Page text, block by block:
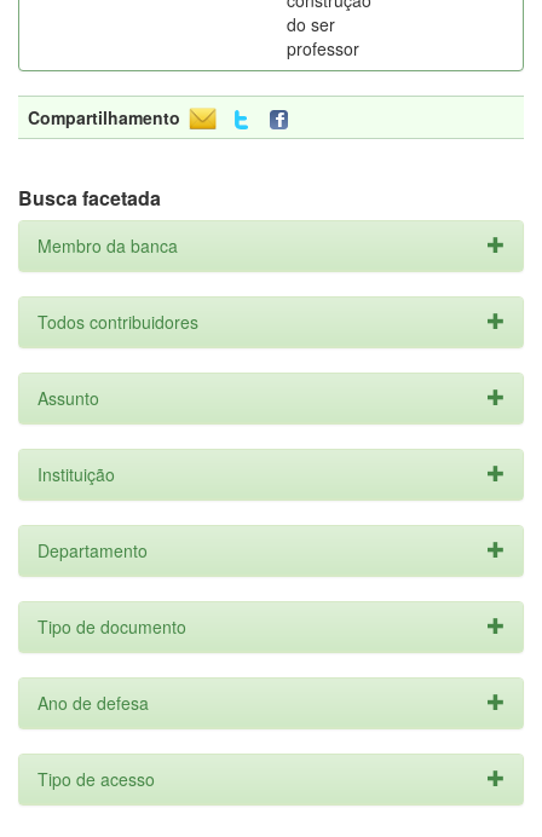
do ser
professor
Compartilhamento
Busca facetada
Membro da banca
Todos contribuidores
Assunto
Instituição
Departamento
Tipo de documento
Ano de defesa
Tipo de acesso